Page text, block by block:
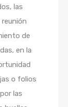
las
de
en la
o folios
las